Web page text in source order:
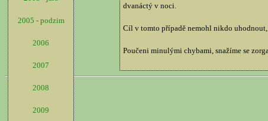
2005 - podzim
2006
2007
2008
2009
dvanáctý v noci.
Cíl v tomto případě nemohl nikdo
Poučeni minulými chybami, snažíme se